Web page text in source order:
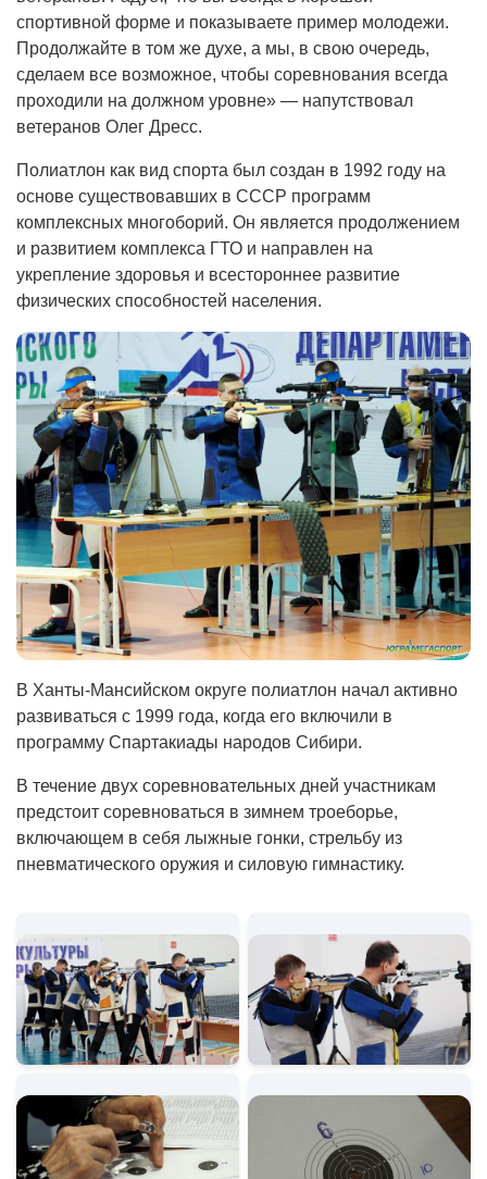
спортивной форме и показываете пример молодежи.
Продолжайте в том же духе, а мы, в свою очередь,
сделаем все возможное, чтобы соревнования всегда
проходили на должном уровне» — напутствовал
ветеранов Олег Дресс.
Полиатлон как вид спорта был создан в 1992 году на
основе существовавших в СССР программ
комплексных многоборий. Он является продолжением
и развитием комплекса ГТО и направлен на
укрепление здоровья и всестороннее развитие
физических способностей населения.
В Ханты-Мансийском округе полиатлон начал активно
развиваться с 1999 года, когда его включили в
программу Спартакиады народов Сибири.
В течение двух соревновательных дней участникам
предстоит соревноваться в зимнем троеборье,
включающем в себя лыжные гонки, стрельбу из
пневматического оружия и силовую гимнастику.